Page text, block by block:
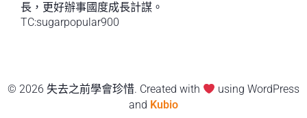
長，更好辦事國度成長計謀。
TC:sugarpopular900
© 2026 失去之前學會珍惜. Created with
using WordPress
and Kubio